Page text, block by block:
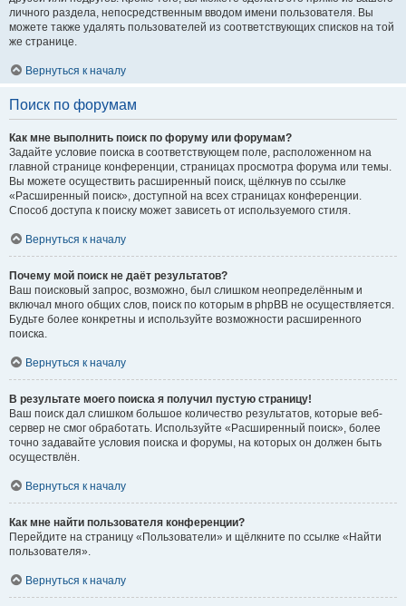
личного раздела, непосредственным вводом имени пользователя. Вы
можете также удалять пользователей из соответствующих списков на той
же странице.
Вернуться к началу
Поиск по форумам
Как мне выполнить поиск по форуму или форумам?
Задайте условие поиска в соответствующем поле, расположенном на
главной странице конференции, страницах просмотра форума или темы.
Вы можете осуществить расширенный поиск, щёлкнув по ссылке
«Расширенный поиск», доступной на всех страницах конференции.
Способ доступа к поиску может зависеть от используемого стиля.
Вернуться к началу
Почему мой поиск не даёт результатов?
Ваш поисковый запрос, возможно, был слишком неопределённым и
включал много общих слов, поиск по которым в phpBB не осуществляется.
Будьте более конкретны и используйте возможности расширенного
поиска.
Вернуться к началу
В результате моего поиска я получил пустую страницу!
Ваш поиск дал слишком большое количество результатов, которые веб-
сервер не смог обработать. Используйте «Расширенный поиск», более
точно задавайте условия поиска и форумы, на которых он должен быть
осуществлён.
Вернуться к началу
Как мне найти пользователя конференции?
Перейдите на страницу «Пользователи» и щёлкните по ссылке «Найти
пользователя».
Вернуться к началу